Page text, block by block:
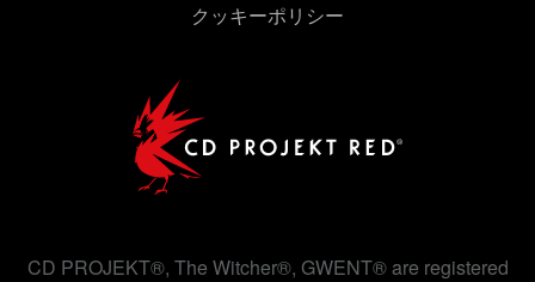
クッキーポリシー
CD PROJEKT®, The Witcher®, GWENT® are registered